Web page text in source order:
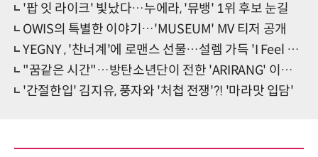
'팝 잇 라이크' 빛났다…누에라, '뮤뱅' 1위 후보 눈길
OWIS의 특별한 이야기…'MUSEUM' MV 티저 공개
YEGNY , '찬너계'에 로맨스 선물…설렘 가득 'I Feel You'
"꿈같은 시간"…방탄소년단이 전한 'ARIRANG' 이야기
'간절한입' 김지유, 풍자와 '처첩 전쟁'?! '마라맛 입담'